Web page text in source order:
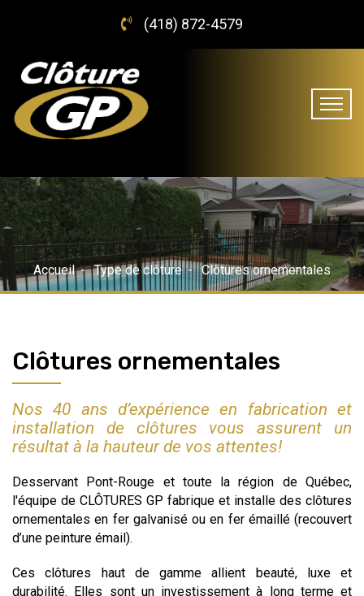
(418) 872-4579
Accueil Type de clôture Clôtures ornementales
Clôtures ornementales
Nos 40 ans d’expérience en fabrication et
installation de clôtures vous assurent un
résultat à la hauteur de vos attentes!
Desservant Pont-Rouge et toute la région de Québec,
l'équipe de CLÔTURES GP fabrique et installe des clôtures
ornementales en fer galvanisé ou en fer émaillé (recouvert
d’une peinture émail).
Ces clôtures haut de gamme allient beauté, luxe et
durabilité. Elles sont un investissement à long terme et